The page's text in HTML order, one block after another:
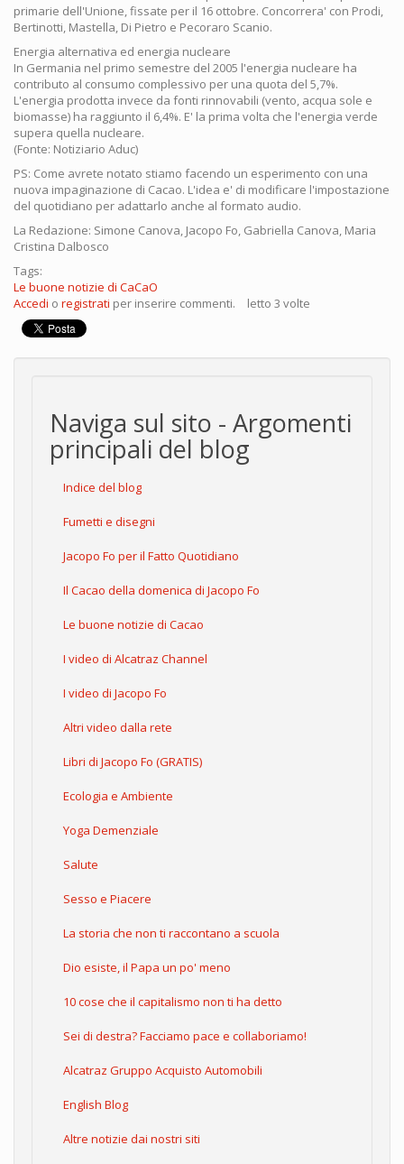
primarie dell'Unione, fissate per il 16 ottobre. Concorrera' con Prodi,
Bertinotti, Mastella, Di Pietro e Pecoraro Scanio.
Energia alternativa ed energia nucleare
In Germania nel primo semestre del 2005 l'energia nucleare ha
contributo al consumo complessivo per una quota del 5,7%.
L'energia prodotta invece da fonti rinnovabili (vento, acqua sole e
biomasse) ha raggiunto il 6,4%. E' la prima volta che l'energia verde
supera quella nucleare.
(Fonte: Notiziario Aduc)
PS: Come avrete notato stiamo facendo un esperimento con una
nuova impaginazione di Cacao. L'idea e' di modificare l'impostazione
del quotidiano per adattarlo anche al formato audio.
La Redazione: Simone Canova, Jacopo Fo, Gabriella Canova, Maria
Cristina Dalbosco
Tags:
Le buone notizie di CaCaO
Accedi o registrati per inserire commenti. letto 3 volte
Naviga sul sito - Argomenti
principali del blog
Indice del blog
Fumetti e disegni
Jacopo Fo per il Fatto Quotidiano
Il Cacao della domenica di Jacopo Fo
Le buone notizie di Cacao
I video di Alcatraz Channel
I video di Jacopo Fo
Altri video dalla rete
Libri di Jacopo Fo (GRATIS)
Ecologia e Ambiente
Yoga Demenziale
Salute
Sesso e Piacere
La storia che non ti raccontano a scuola
Dio esiste, il Papa un po' meno
10 cose che il capitalismo non ti ha detto
Sei di destra? Facciamo pace e collaboriamo!
Alcatraz Gruppo Acquisto Automobili
English Blog
Altre notizie dai nostri siti